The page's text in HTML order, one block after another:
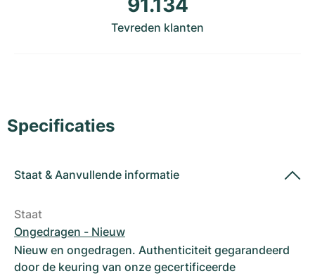
91.134
Tevreden klanten
Specificaties
Staat & Aanvullende informatie
Staat
Ongedragen - Nieuw
Nieuw en ongedragen. Authenticiteit gegarandeerd
door de keuring van onze gecertificeerde